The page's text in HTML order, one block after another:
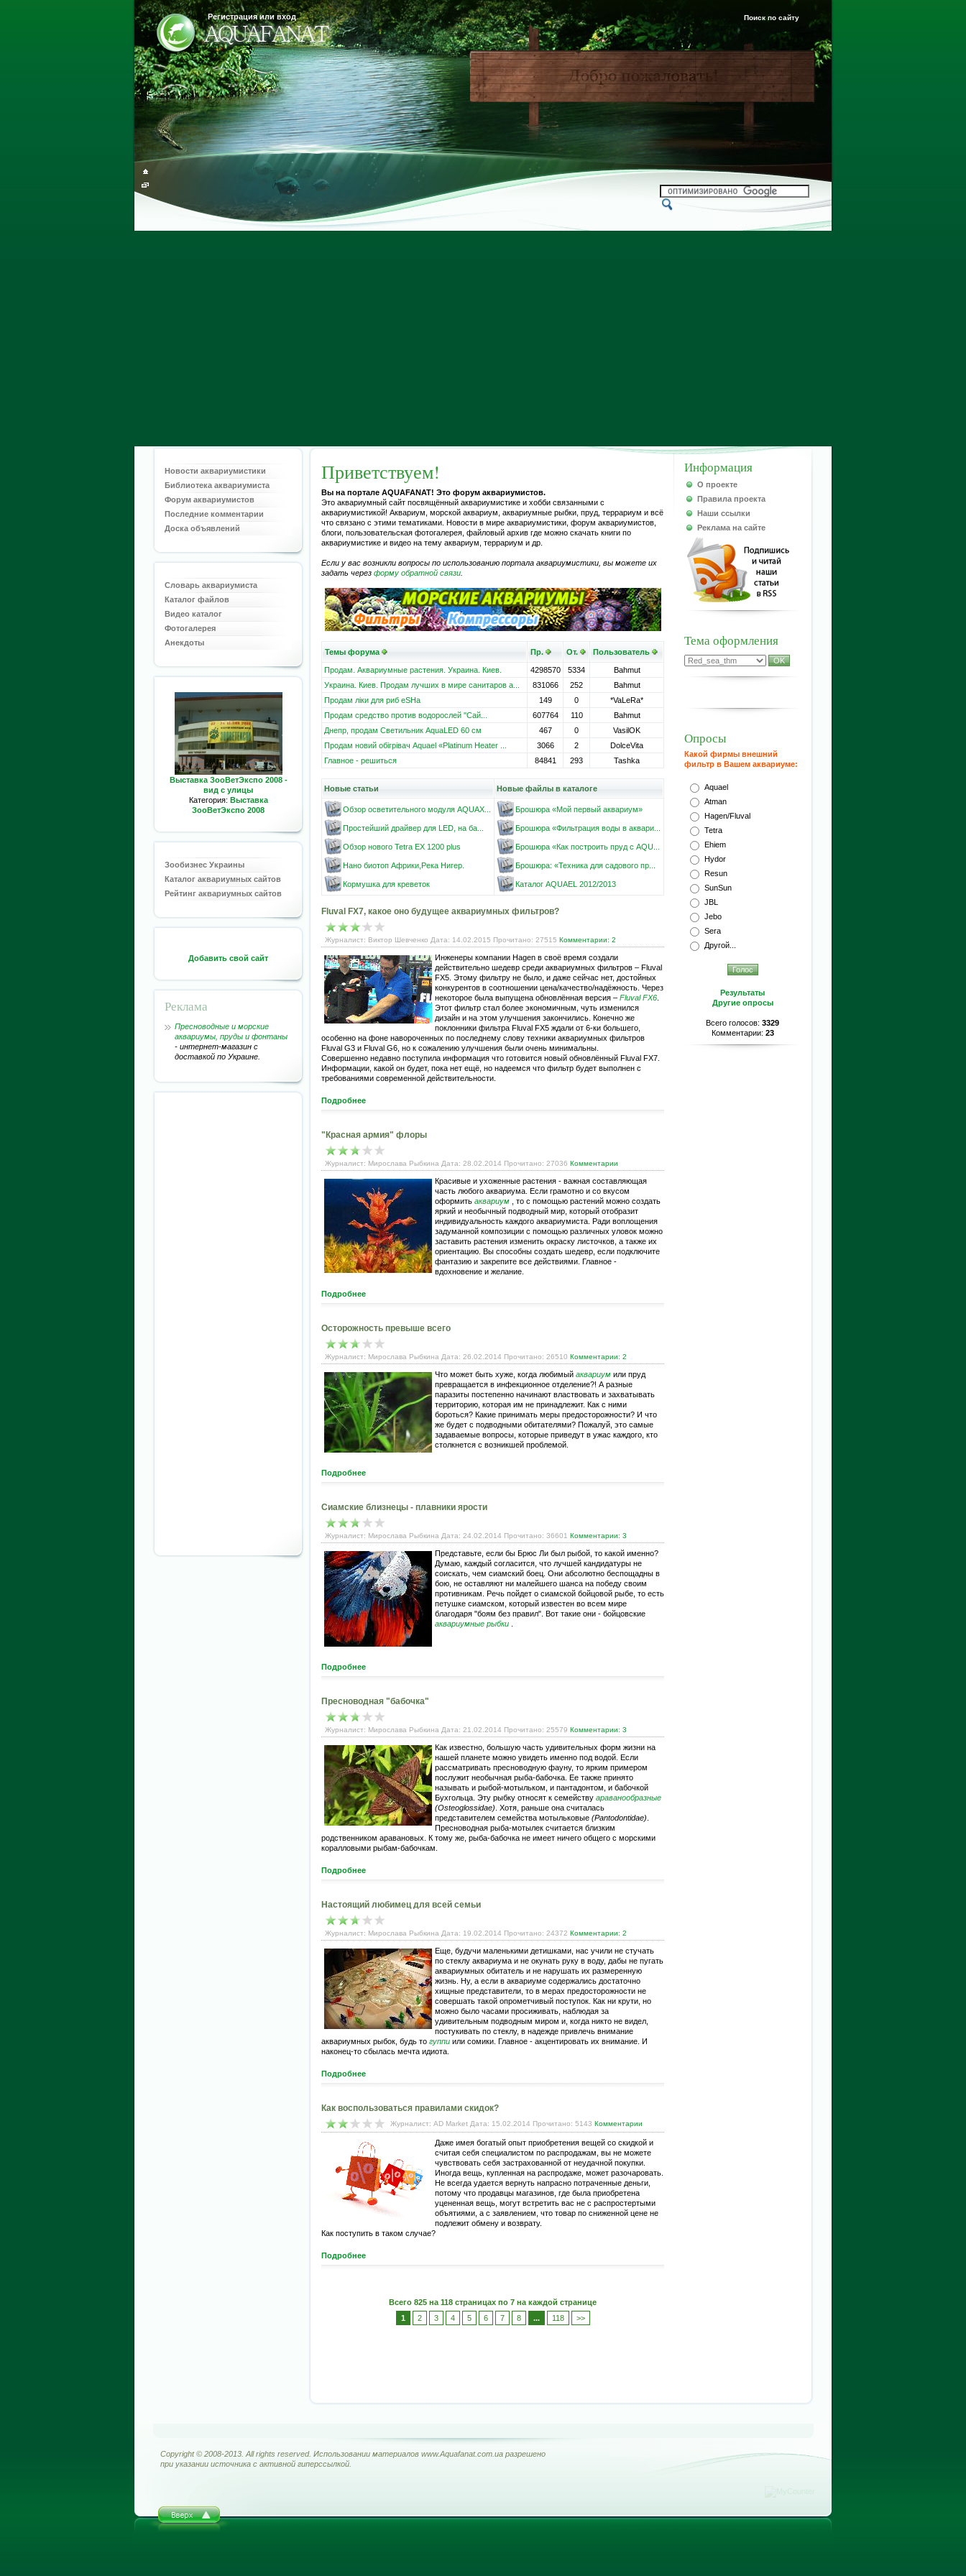
Поиск по сайту
Регистрация или вход
Новости аквариумистики
Библиотека аквариумиста
Форум аквариумистов
Последние комментарии
Доска объявлений
Словарь аквариумиста
Каталог файлов
Видео каталог
Фотогалерея
Анекдоты
Выставка ЗооВетЭкспо 2008 -
вид с улицы
Категория: Выставка
ЗооВетЭкспо 2008
Зообизнес Украины
Каталог аквариумных сайтов
Рейтинг аквариумных сайтов
Добавить свой сайт
Реклама
Пресноводные и морские
аквариумы, пруды и фонтаны
- интернет-магазин с
доставкой по Украине.
Приветствуем!
Вы на портале AQUAFANAT! Это форум аквариумистов.
Это аквариумный сайт посвящённый аквариумистике и хобби связанными с
аквариумистикой! Аквариум, морской аквариум, аквариумные рыбки, пруд, террариум и всё
что связано с этими тематиками. Новости в мире аквариумистики, форум аквариумистов,
блоги, пользовательская фотогалерея, файловый архив где можно скачать книги по
аквариумистике и видео на тему аквариум, террариум и др.
Если у вас возникли вопросы по использованию портала аквариумистики, вы можете их
задать через форму обратной связи
Темы форума Пр. От. Пользователь
Продам. Аквариумные растения. Украина. Киев. 4298570 5334
Bahmut
Украина. Киев. Продам лучших в мире санитаров а...
831066 252
Bahmut
Продам ліки для риб eSHa
149 0
*VaLeRa*
Продам средство против водорослей ''Сай...
607764 110
Bahmut
Днепр, продам Светильник AquaLED 60 см
467 0
VasilOK
Продам новий обігрівач Aquael «Platinum Heater ...
3066 2
DolceVita
Главное - решиться
84841 293 Tashka
Новые статьи Новые файлы в каталоге
Обзор осветительного модуля AQUAX...
Простейший драйвер для LED, на ба...
Обзор нового Tetra EX 1200 plus
Нано биотоп Африки,Река Нигер.
Кормушка для креветок
Брошюра «Мой первый аквариум»
Брошюра «Фильтрация воды в аквари...
Брошюра «Как построить пруд с AQU...
Брошюра: «Техника для садового пр...
Каталог AQUAEL 2012/2013
Fluval FX7, какое оно будущее аквариумных фильтров?
Журналист: Виктор Шевченко Дата: 14.02.2015 Прочитано: 27515 Комментарии: 2
Инженеры компании Hagen в своё время создали
действительно шедевр среди аквариумных фильтров – Fluval
FX5. Этому фильтру не было, и даже сейчас нет, достойных
конкурентов в соотношении цена/качество/надёжность. Через
некоторое была выпущена обновлённая версия – Fluval FX6
Этот фильтр стал более экономичным, чуть изменился
дизайн и на этом улучшения закончились. Конечно же
поклонники фильтра Fluval FX5 ждали от 6-ки большего,
особенно на фоне навороченных по последнему слову техники аквариумных фильтров
Fluval G3 и Fluval G6, но к сожалению улучшения были очень минимальны.
Совершенно недавно поступила информация что готовится новый обновлённый Fluval FX7.
Информации, какой он будет, пока нет ещё, но надеемся что фильтр будет выполнен с
требованиями современной действительности.
Подробнее
"Красная армия" флоры
Журналист: Мирослава Рыбкина Дата: 28.02.2014 Прочитано: 27036 Комментарии
Красивые и ухоженные растения - важная составляющая
часть любого аквариума. Если грамотно и со вкусом
оформить аквариум
, то с помощью растений можно создать
яркий и необычный подводный мир, который отобразит
индивидуальность каждого аквариумиста. Ради воплощения
задуманной композиции с помощью различных уловок можно
заставить растения изменить окраску листочков, а также их
ориентацию. Вы способны создать шедевр, если подключите
фантазию и закрепите все действиями. Главное -
вдохновение и желание.
Подробнее
Осторожность превыше всего
Журналист: Мирослава Рыбкина Дата: 26.02.2014 Прочитано: 26510 Комментарии: 2
Что может быть хуже, когда любимый аквариум или пруд
превращается в инфекционное отделение?! А разные
паразиты постепенно начинают властвовать и захватывать
территорию, которая им не принадлежит. Как с ними
бороться? Какие принимать меры предосторожности? И что
же будет с подводными обитателями? Пожалуй, это самые
задаваемые вопросы, которые приведут в ужас каждого, кто
столкнется с возникшей проблемой.
Подробнее
Сиамские близнецы - плавники ярости
Журналист: Мирослава Рыбкина Дата: 24.02.2014 Прочитано: 36601 Комментарии: 3
Представьте, если бы Брюс Ли был рыбой, то какой именно?
Думаю, каждый согласится, что лучшей кандидатуры не
соискать, чем сиамский боец. Они абсолютно беспощадны в
бою, не оставляют ни малейшего шанса на победу своим
противникам. Речь пойдет о сиамской бойцовой рыбе, то есть
петушке сиамском, который известен во всем мире
благодаря "боям без правил". Вот такие они - бойцовские
аквариумные рыбки
Подробнее
Пресноводная "бабочка"
Журналист: Мирослава Рыбкина Дата: 21.02.2014 Прочитано: 25579 Комментарии: 3
Как известно, большую часть удивительных форм жизни на
нашей планете можно увидеть именно под водой. Если
рассматривать пресноводную фауну, то ярким примером
послужит необычная рыба-бабочка. Ее также принято
называть и рыбой-мотыльком, и пантадонтом, и бабочкой
Бухгольца. Эту рыбку относят к семейству араванообразные
(Osteoglossidae) . Хотя, раньше она считалась
представителем семейства мотыльковые (Pantodontidae)
Пресноводная рыба-мотылек считается близким
родственником аравановых. К тому же, рыба-бабочка не имеет ничего общего с морскими
коралловыми рыбам-бабочкам.
Подробнее
Настоящий любимец для всей семьи
Журналист: Мирослава Рыбкина Дата: 19.02.2014 Прочитано: 24372 Комментарии: 2
Еще, будучи маленькими детишками, нас учили не стучать
по стеклу аквариума и не окунать руку в воду, дабы не пугать
аквариумных обитатель и не нарушать их размеренную
жизнь. Ну, а если в аквариуме содержались достаточно
хищные представители, то в мерах предосторожности не
совершать такой опрометчивый поступок. Как ни крути, но
можно было часами просиживать, наблюдая за
удивительным подводным миром и, когда никто не видел,
постукивать по стеклу, в надежде привлечь внимание
аквариумных рыбок, будь то гуппи или сомики. Главное - акцентировать их внимание. И
наконец-то сбылась мечта идиота.
Подробнее
Как воспользоваться правилами скидок?
Журналист: AD Market Дата: 15.02.2014 Прочитано: 5143 Комментарии
Даже имея богатый опыт приобретения вещей со скидкой и
считая себя специалистом по распродажам, вы не можете
чувствовать себя застрахованной от неудачной покупки.
Иногда вещь, купленная на распродаже, может разочаровать.
Не всегда удается вернуть напрасно потраченные деньги,
потому что продавцы магазинов, где была приобретена
уцененная вещь, могут встретить вас не с распростертыми
объятиями, а с заявлением, что товар по сниженной цене не
подлежит обмену и возврату.
Как поступить в таком случае?
Подробнее
Всего 825 на 118 страницах по 7 на каждой странице
1
2 3 4 5 6 7 8 ... 118 >>
Информация
О проекте
Правила проекта
Наши ссылки
Реклама на сайте
Тема оформления
Опросы
Какой фирмы внешний
фильтр в Вашем аквариуме:
Aquael
Atman
Hagen/Fluval
Tetra
Ehiem
Hydor
Resun
SunSun
JBL
Jebo
Sera
Другой...
Результаты
Другие опросы
Всего голосов: 3329
Комментарии: 23
Copyright © 2008-2013. All rights reserved. Использовании материалов www.Aquafanat.com.ua разрешено
при указании источника с активной гиперссылкой.